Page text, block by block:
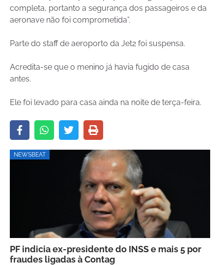
completa, portanto a segurança dos passageiros e da
aeronave não foi comprometida”.
Parte do staff de aeroporto da Jet2 foi suspensa.
Acredita-se que o menino já havia fugido de casa
antes.
Ele foi levado para casa ainda na noite de terça-feira.
NEWSBEAT
PF indicia ex-presidente do INSS e mais 5 por
fraudes ligadas à Contag